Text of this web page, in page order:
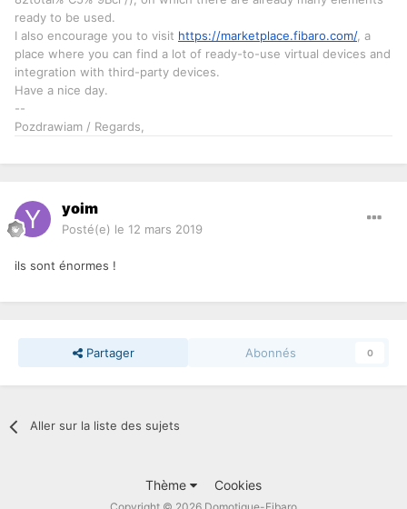
ready to be used.
I also encourage you to visit https://marketplace.fibaro.com/, a
place where you can find a lot of ready-to-use virtual devices and
integration with third-party devices.
Have a nice day.
--
Pozdrawiam / Regards,
yoim
Posté(e) le 12 mars 2019
ils sont énormes !
Partager Abonnés 0
Aller sur la liste des sujets
Thème Cookies